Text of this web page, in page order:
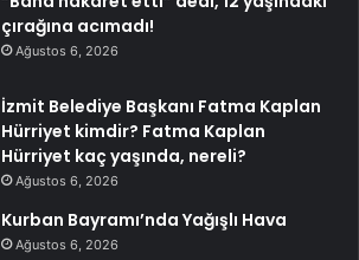
çırağına acımadı!
Ağustos 6, 2026
İzmit Belediye Başkanı Fatma Kaplan
Hürriyet kimdir? Fatma Kaplan
Hürriyet kaç yaşında, nereli?
Ağustos 6, 2026
Kurban Bayramı’nda Yağışlı Hava
Ağustos 6, 2026